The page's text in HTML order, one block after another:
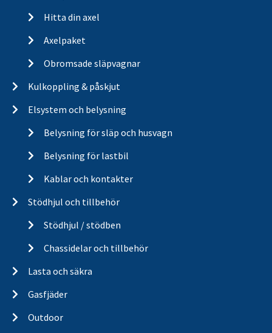
Hitta din axel
Axelpaket
Obromsade släpvagnar
Kulkoppling & påskjut
Elsystem och belysning
Belysning för släp och husvagn
Belysning för lastbil
Kablar och kontakter
Stödhjul och tillbehör
Stödhjul / stödben
Chassidelar och tillbehör
Lasta och säkra
Gasfjäder
Outdoor